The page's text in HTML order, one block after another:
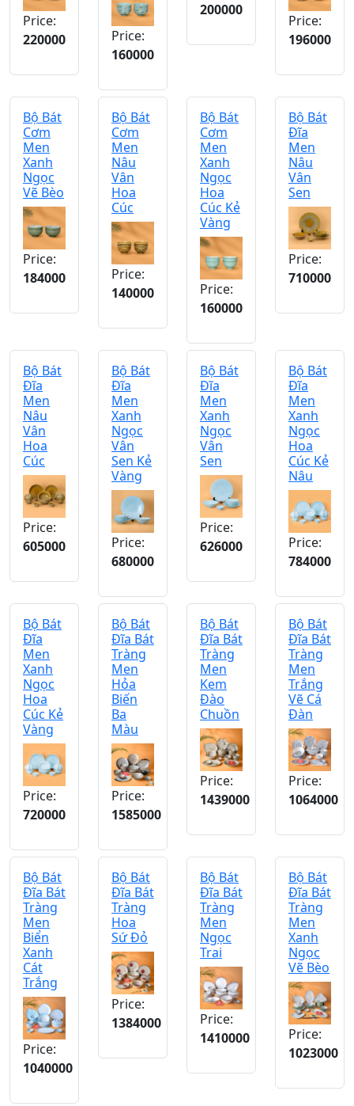
Price:
220000
Price:
160000
200000
Price:
196000
Bộ Bát
Cơm
Men
Xanh
Ngọc
Vẽ Bèo
Price:
184000
Bộ Bát
Cơm
Men
Nâu
Vân
Hoa
Cúc
Price:
140000
Bộ Bát
Cơm
Men
Xanh
Ngọc
Hoa
Cúc Kẻ
Vàng
Price:
160000
Bộ Bát
Đĩa
Men
Nâu
Vân
Sen
Price:
710000
Bộ Bát
Đĩa
Men
Nâu
Vân
Hoa
Cúc
Price:
605000
Bộ Bát
Đĩa
Men
Xanh
Ngọc
Vân
Sen Kẻ
Vàng
Price:
680000
Bộ Bát
Đĩa
Men
Xanh
Ngọc
Vân
Sen
Price:
626000
Bộ Bát
Đĩa
Men
Xanh
Ngọc
Hoa
Cúc Kẻ
Nâu
Price:
784000
Bộ Bát
Đĩa
Men
Xanh
Ngọc
Hoa
Cúc Kẻ
Vàng
Price:
720000
Bộ Bát
Đĩa Bát
Tràng
Men
Hỏa
Biến
Ba
Màu
Price:
1585000
Bộ Bát
Đĩa Bát
Tràng
Men
Kem
Đào
Chuồn
Price:
1439000
Bộ Bát
Đĩa Bát
Tràng
Men
Trắng
Vẽ Cá
Đàn
Price:
1064000
Bộ Bát
Đĩa Bát
Tràng
Men
Biển
Xanh
Cát
Trắng
Price:
1040000
Bộ Bát
Đĩa Bát
Tràng
Hoa
Sứ Đỏ
Price:
1384000
Bộ Bát
Đĩa Bát
Tràng
Men
Ngọc
Trai
Price:
1410000
Bộ Bát
Đĩa Bát
Tràng
Men
Xanh
Ngọc
Vẽ Bèo
Price:
1023000